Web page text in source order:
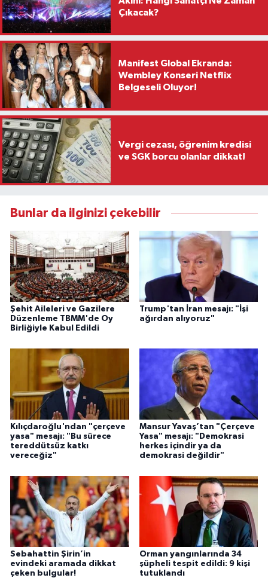
Çıkacak?
Manifest Global Ekranda:
Wembley Konseri Netflix
Belgeseli Oluyor!
Vergi cezası, öğrenim kredisi
ve SGK borcu olanlar dikkat!
Bunlar da ilginizi çekebilir
Şehit Aileleri ve Gazilere
Düzenleme TBMM'de Oy
Birliğiyle Kabul Edildi
Trump'tan İran mesajı: "İşi
ağırdan alıyoruz"
Kılıçdaroğlu'ndan "çerçeve
yasa" mesajı: "Bu sürece
tereddütsüz katkı
vereceğiz"
Mansur Yavaş’tan "Çerçeve
Yasa" mesajı: "Demokrasi
herkes içindir ya da
demokrasi değildir"
Sebahattin Şirin’in
evindeki aramada dikkat
çeken bulgular!
Orman yangınlarında 34
şüpheli tespit edildi: 9 kişi
tutuklandı